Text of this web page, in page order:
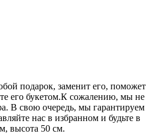
подарок, заменит его, поможет
его букетом.К сожалению, мы не
В свою очередь, мы гарантируем
нас в избранном и будьте в
высота 50 см.